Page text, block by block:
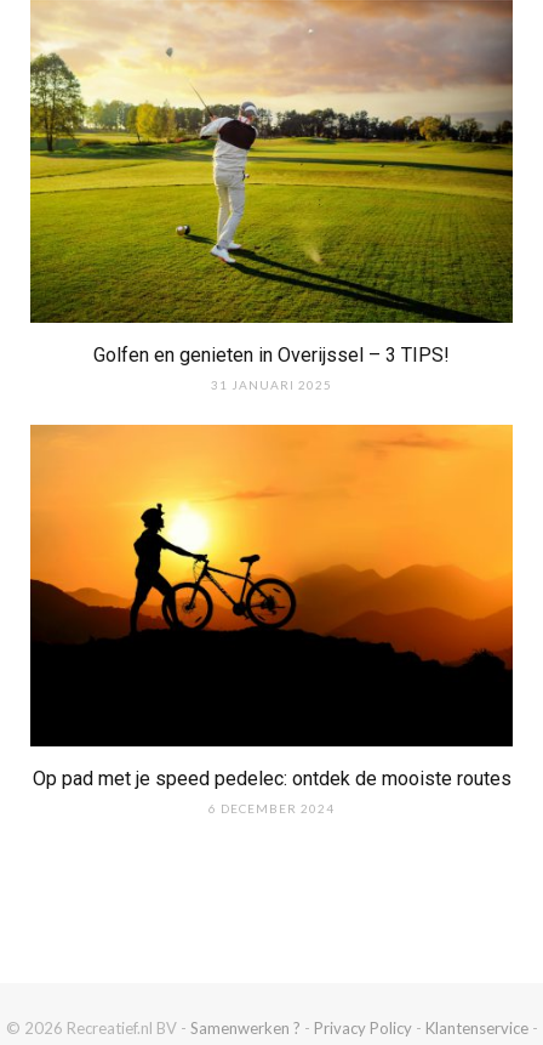
Golfen en genieten in Overijssel – 3 TIPS!
31 JANUARI 2025
Op pad met je speed pedelec: ontdek de mooiste routes
6 DECEMBER 2024
© 2026 Recreatief.nl BV - Samenwerken ? - Privacy Policy- Klantenservice-